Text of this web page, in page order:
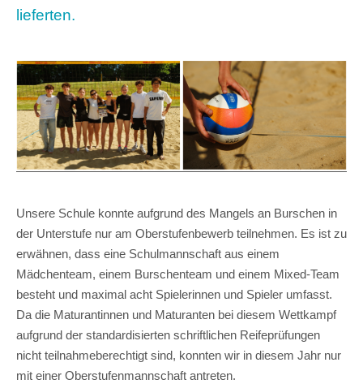
lieferten.
Unsere Schule konnte aufgrund des Mangels an Burschen in
der Unterstufe nur am Oberstufenbewerb teilnehmen. Es ist zu
erwähnen, dass eine Schulmannschaft aus einem
Mädchenteam, einem Burschenteam und einem Mixed-Team
besteht und maximal acht Spielerinnen und Spieler umfasst.
Da die Maturantinnen und Maturanten bei diesem Wettkampf
aufgrund der standardisierten schriftlichen Reifeprüfungen
nicht teilnahmeberechtigt sind, konnten wir in diesem Jahr nur
mit einer Oberstufenmannschaft antreten.